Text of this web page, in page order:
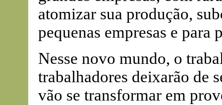
atomizar sua produção,
pequenas empresas e
Nesse novo mundo, o
trabalhadores deixarão de
vão se transformar em